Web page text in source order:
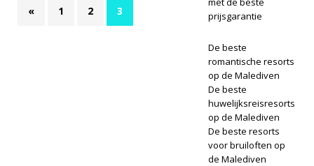
« 1 2 3
prijsgarantie
De beste
romantische resorts
op de Malediven
De beste
huwelijksreisresorts
op de Malediven
De beste resorts
voor bruiloften op
de Malediven